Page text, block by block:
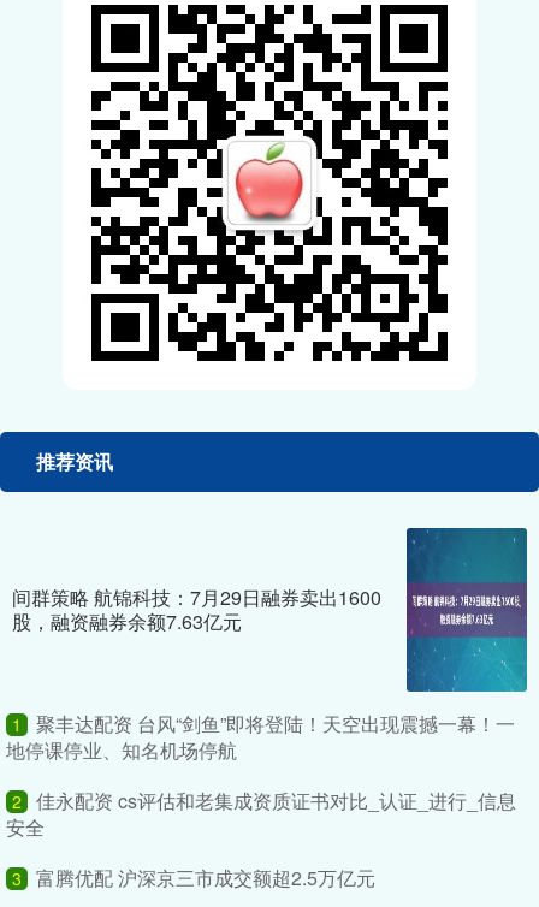
推荐资讯
间群策略 航锦科技：7月29日融券卖出1600
股，融资融券余额7.63亿元
1
聚丰达配资 台风“剑鱼”即将登陆！天空出现震撼一幕！一
地停课停业、知名机场停航
2
佳永配资 cs评估和老集成资质证书对比_认证_进行_信息
安全
3 富腾优配 沪深京三市成交额超2.5万亿元